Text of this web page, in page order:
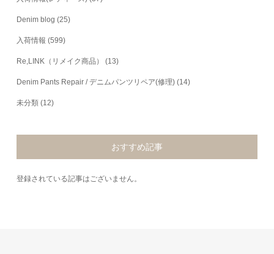
Denim blog (25)
入荷情報 (599)
Re,LINK（リメイク商品） (13)
Denim Pants Repair / デニムパンツリペア(修理) (14)
未分類 (12)
おすすめ記事
登録されている記事はございません。